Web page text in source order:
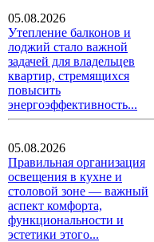
05.08.2026
Утепление балконов и
лоджий стало важной
задачей для владельцев
квартир, стремящихся
повысить
энергоэффективность...
05.08.2026
Правильная организация
освещения в кухне и
столовой зоне — важный
аспект комфорта,
функциональности и
эстетики этого...